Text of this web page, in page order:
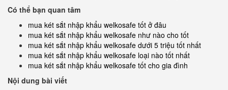
Có thể bạn quan tâm
mua két sắt nhập khẩu welkosafe tốt ở đâu
mua két sắt nhập khẩu welkosafe như nào cho tốt
mua két sắt nhập khẩu welkosafe dưới 5 triệu tốt nhất
mua két sắt nhập khẩu welkosafe loại nào tốt nhất
mua két sắt nhập khẩu welkosafe tốt cho gia đình
Nội dung bài viết